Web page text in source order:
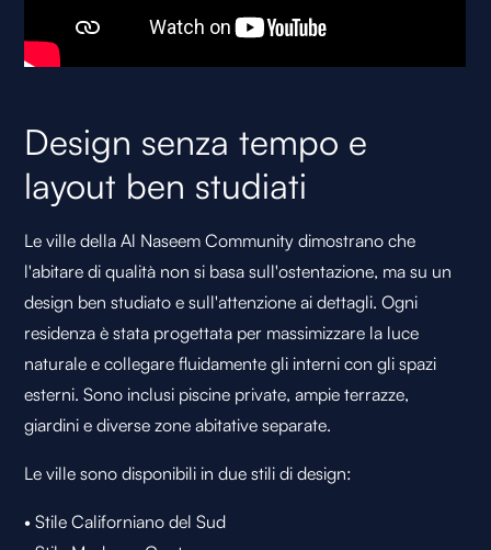
Design senza tempo e
layout ben studiati
Le ville della Al Naseem Community dimostrano che
l'abitare di qualità non si basa sull'ostentazione, ma su un
design ben studiato e sull'attenzione ai dettagli. Ogni
residenza è stata progettata per massimizzare la luce
naturale e collegare fluidamente gli interni con gli spazi
esterni. Sono inclusi piscine private, ampie terrazze,
giardini e diverse zone abitative separate.
Le ville sono disponibili in due stili di design:
• Stile Californiano del Sud